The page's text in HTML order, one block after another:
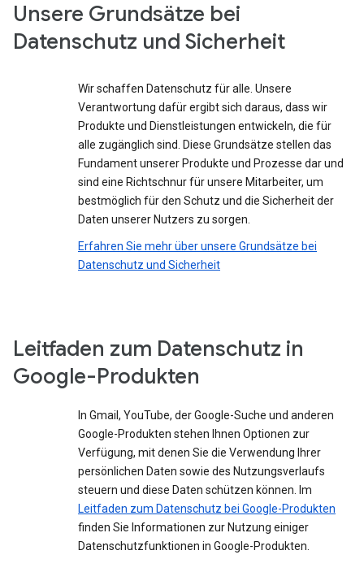
Unsere Grundsätze bei
Datenschutz und Sicherheit
Wir schaffen Datenschutz für alle. Unsere
Verantwortung dafür ergibt sich daraus, dass wir
Produkte und Dienstleistungen entwickeln, die für
alle zugänglich sind. Diese Grundsätze stellen das
Fundament unserer Produkte und Prozesse dar und
sind eine Richtschnur für unsere Mitarbeiter, um
bestmöglich für den Schutz und die Sicherheit der
Daten unserer Nutzers zu sorgen.
Erfahren Sie mehr über unsere Grundsätze bei
Datenschutz und Sicherheit
Leitfaden zum Datenschutz in
Google-Produkten
In Gmail, YouTube, der Google-Suche und anderen
Google-Produkten stehen Ihnen Optionen zur
Verfügung, mit denen Sie die Verwendung Ihrer
persönlichen Daten sowie des Nutzungsverlaufs
steuern und diese Daten schützen können. Im
Leitfaden zum Datenschutz bei Google-Produkten
finden Sie Informationen zur Nutzung einiger
Datenschutzfunktionen in Google-Produkten.